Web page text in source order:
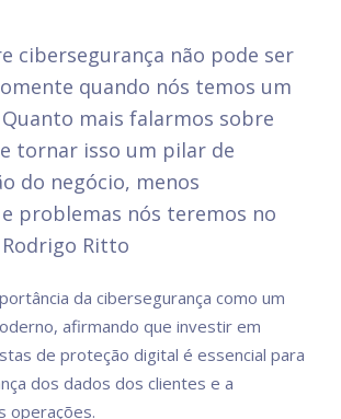
cibersegurança não pode ser
quando nós temos um
mais falarmos sobre
tornar isso um pilar de
do negócio, menos
problemas nós teremos no
Ritto
da cibersegurança como um
afirmando que investir em
de proteção digital é essencial para
dos dados dos clientes e a
operações.